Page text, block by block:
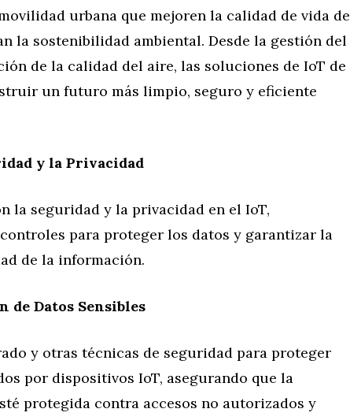
urbana que mejoren la calidad de vida de
la sostenibilidad ambiental. Desde la gestión del
de la calidad del aire, las soluciones de IoT de
un futuro más limpio, seguro y eficiente
y la Privacidad
la seguridad y la privacidad en el IoT,
para proteger los datos y garantizar la
de la información.
de Datos Sensibles
y otras técnicas de seguridad para proteger
por dispositivos IoT, asegurando que la
protegida contra accesos no autorizados y